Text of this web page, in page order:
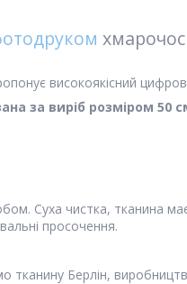
високоякісний
за виріб розміром
Суха чистка, тканина
просочення.
тканину Берлін,